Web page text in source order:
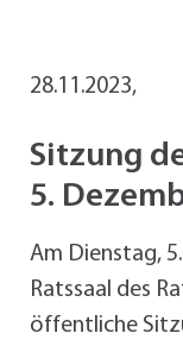
28.11.2023,
Sitzung
5.
Am Dienstag,
Ratssaal des
öffentliche